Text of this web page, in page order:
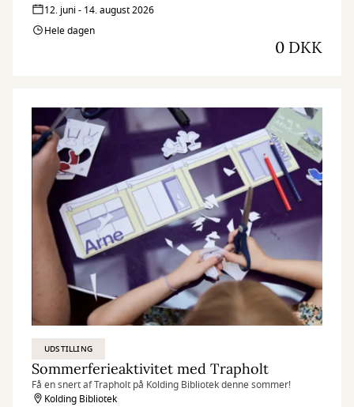
12. juni - 14. august 2026
Hele dagen
0 DKK
UDSTILLING
Sommerferieaktivitet med Trapholt
Få en snert af Trapholt på Kolding Bibliotek denne sommer!
Kolding Bibliotek